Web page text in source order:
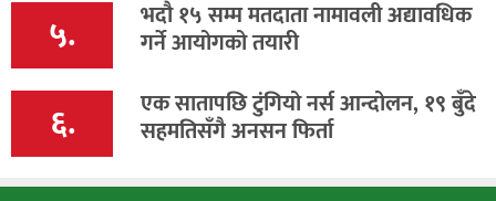
५. भदौ १५ सम्म मतदाता नामावली अद्यावधिक
गर्ने आयोगको तयारी
६. एक सातापछि टुंगियो नर्स आन्दोलन, १९ बुँदे
सहमतिसँगै अनसन फिर्ता